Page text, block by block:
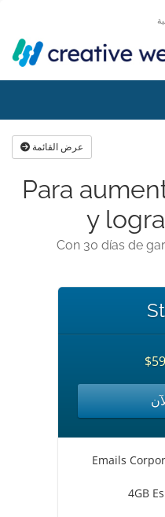
عرض القائمة
Para
y
Con 30 días de
Emails
4GB